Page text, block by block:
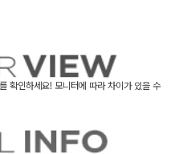
확인하세요! 모니터에 따라 차이가 있을 수